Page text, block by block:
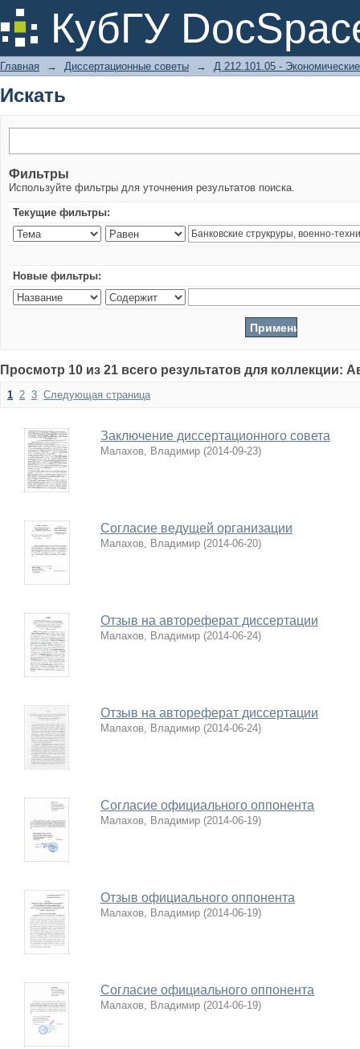
КубГУ
Искать
Главная → Диссертационные советы → Д 212.101.05 -
Искать
Фильтры
Используйте фильтры для уточнения результатов поиска.
Текущие фильтры:
Новые фильтры:
Просмотр 10 из 21 всего результатов для коллекции:
1 2 3 Следующая страница
Заключение диссертационного совета
Малахов, Владимир (2014-09-23)
Согласие ведущей организации
Малахов, Владимир (2014-06-20)
Отзыв на автореферат диссертации
Малахов, Владимир (2014-06-24)
Отзыв на автореферат диссертации
Малахов, Владимир (2014-06-24)
Согласие официального оппонента
Малахов, Владимир (2014-06-19)
Отзыв официального оппонента
Малахов, Владимир (2014-06-19)
Согласие официального оппонента
Малахов, Владимир (2014-06-19)